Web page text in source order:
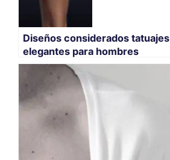
Diseños considerados tatuajes
elegantes para hombres